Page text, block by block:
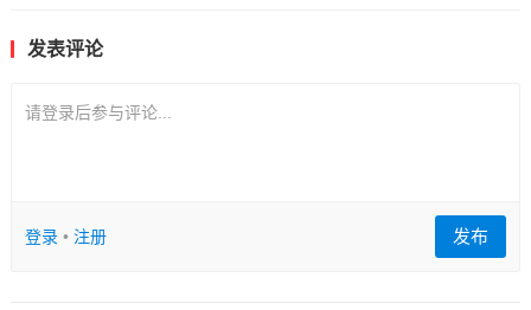
发表评论
请登录后参与评论...
登录• 注册 发布